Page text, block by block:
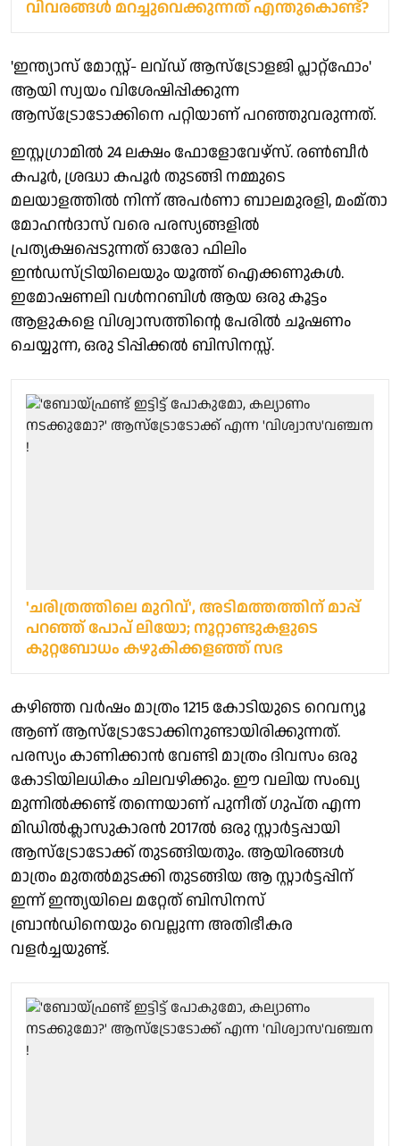
വിവരങ്ങള്‍ മറച്ചുവെക്കുന്നത് എന്തുകൊണ്ട്?
'ഇന്ത്യാസ് മോസ്റ്റ്- ലവ്ഡ് ആസ്ട്രോളജി പ്ലാറ്റ്ഫോം'
ആയി സ്വയം വിശേഷിപ്പിക്കുന്ന
ആസ്ട്രോടോക്കിനെ പറ്റിയാണ് പറഞ്ഞുവരുന്നത്.
ഇസ്റ്റഗ്രാമിൽ 24 ലക്ഷം ഫോളോവേഴ്സ്. രൺബീർ
കപൂർ, ശ്രദ്ധാ കപൂർ തുടങ്ങി നമ്മുടെ
മലയാളത്തിൽ നിന്ന് അപർണാ ബാലമുരളി, മംമ്താ
മോഹൻദാസ് വരെ പരസ്യങ്ങളിൽ
പ്രത്യക്ഷപ്പെടുന്നത് ഓരോ ഫിലിം
ഇൻഡസ്ട്രിയിലെയും യൂത്ത് ഐക്കണുകൾ.
ഇമോഷണലി വൾനറബിൾ ആയ ഒരു കൂട്ടം
ആളുകളെ വിശ്വാസത്തിന്റെ പേരിൽ ചൂഷണം
ചെയ്യുന്ന, ഒരു ടിപ്പിക്കൽ ബിസിനസ്സ്.
'ചരിത്രത്തിലെ മുറിവ്', അടിമത്തത്തിന് മാപ്പ്
പറഞ്ഞ് പോപ് ലിയോ; നൂറ്റാണ്ടുകളുടെ
കുറ്റബോധം കഴുകിക്കളഞ്ഞ് സഭ
കഴിഞ്ഞ വർഷം മാത്രം 1215 കോടിയുടെ റെവന്യൂ
ആണ് ആസ്ട്രോടോക്കിനുണ്ടായിരിക്കുന്നത്.
പരസ്യം കാണിക്കാൻ വേണ്ടി മാത്രം ദിവസം ഒരു
കോടിയിലധികം ചിലവഴിക്കും. ഈ വലിയ സംഖ്യ
മുന്നിൽക്കണ്ട് തന്നെയാണ് പുനീത് ഗുപ്ത എന്ന
മിഡിൽക്ലാസുകാരൻ 2017ൽ ഒരു സ്റ്റാർട്ടപ്പായി
ആസ്ട്രോടോക്ക് തുടങ്ങിയതും. ആയിരങ്ങൾ
മാത്രം മുതൽമുടക്കി തുടങ്ങിയ ആ സ്റ്റാർട്ടപ്പിന്
ഇന്ന് ഇന്ത്യയിലെ മറ്റേത് ബിസിനസ്
ബ്രാൻഡിനെയും വെല്ലുന്ന അതിഭീകര
വളർച്ചയുണ്ട്.